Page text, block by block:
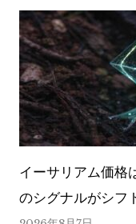
イーサリアム価格
のシグナルがシフ